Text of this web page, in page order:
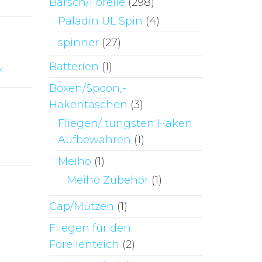
Paladin UL Spin (4)
spinner (27)
Batterien (1)
Boxen/Spoon,-
Hakentaschen (3)
Fliegen/ tungsten Haken
Aufbewahren (1)
Meiho (1)
Meiho Zubehör (1)
Cap/Mützen (1)
Fliegen für den
Forellenteich (2)